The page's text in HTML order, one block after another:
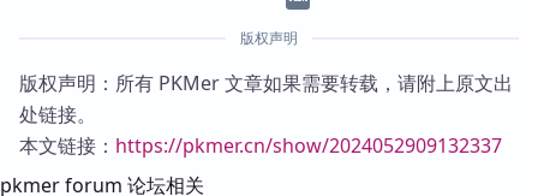
版权声明
版权声明：所有 PKMer 文章如果需要转载，请附上原文出
处链接。
本文链接： https://pkmer.cn/show/2024052909132337
pkmer forum 论坛相关